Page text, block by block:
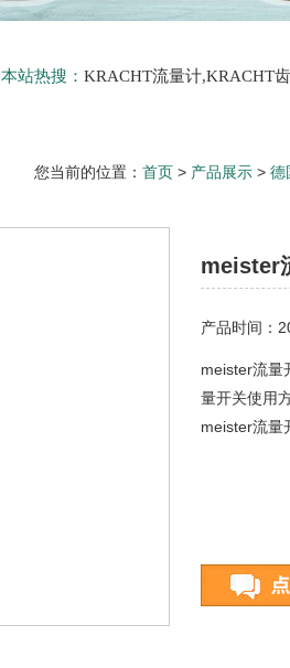
本站热搜： KRACHT流量计,KRACHT
您当前的位置： 首页 > 产品展示 > 德
meister
产品时间：
meister流量
量开关使用
meister流量